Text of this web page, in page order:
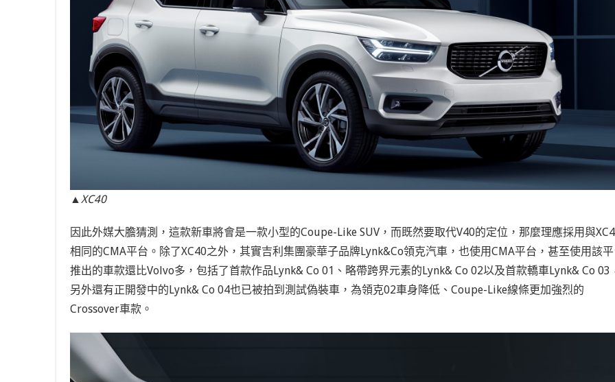
▲XC40
因此外媒大膽猜測，這款新車將會是一款小型的Coupe-Like SUV，而既然要取代V40的定位，那麼理應採用與
相同的CMA平台。除了XC40之外，其實吉利集團豪華子品牌Lynk&Co領克汽車，也使用CMA平台，甚至使用該
推出的車款還比Volvo多，包括了首款作品Lynk& Co 01、略帶跨界元素的Lynk& Co 02以及首款轎車Lynk& Co 03
另外還有正開發中的Lynk& Co 04也已被拍到測試偽裝車，為領克02車身降低、Coupe-Like線條更加強烈的
Crossover車款。